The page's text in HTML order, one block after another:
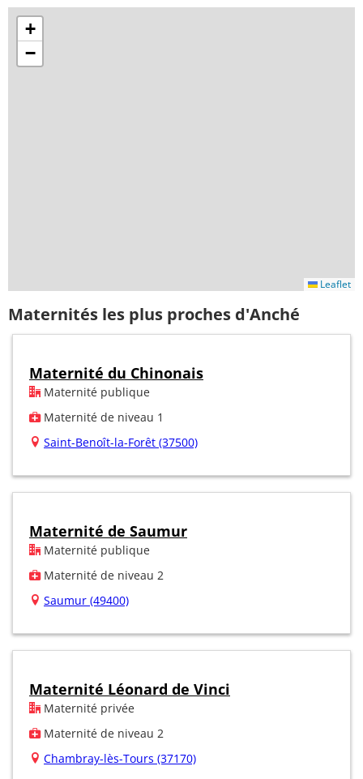
+
−
Leaflet
Maternités les plus proches d'Anché
Maternité du Chinonais
Maternité publique
Maternité de niveau 1
Saint-Benoît-la-Forêt (37500)
Maternité de Saumur
Maternité publique
Maternité de niveau 2
Saumur (49400)
Maternité Léonard de Vinci
Maternité privée
Maternité de niveau 2
Chambray-lès-Tours (37170)